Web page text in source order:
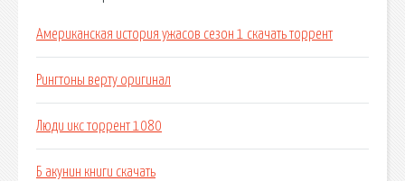
Американская история ужасов сезон 1 скачать торрент
Рингтоны верту оригинал
Люди икс торрент 1080
Б акунин книги скачать